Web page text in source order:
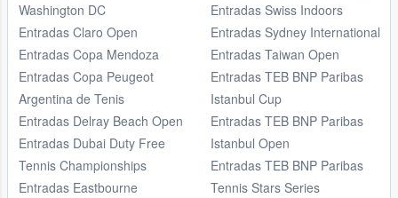
Washington DC
Entradas Claro Open
Entradas Copa Mendoza
Entradas Copa Peugeot
Argentina de Tenis
Entradas Delray Beach Open
Entradas Dubai Duty Free
Tennis Championships
Entradas Eastbourne
Entradas Swiss Indoors
Entradas Sydney International
Entradas Taiwan Open
Entradas TEB BNP Paribas
Istanbul Cup
Entradas TEB BNP Paribas
Istanbul Open
Entradas TEB BNP Paribas
Tennis Stars Series